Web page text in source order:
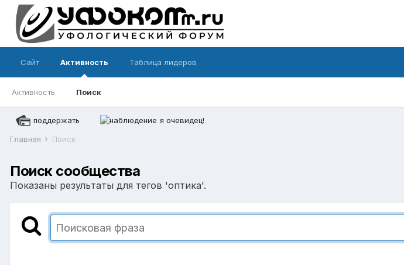
Сайт Активность
Активность Поиск
Таблица лидеров
поддержать
я очевидец!
Главная Поиск
Поиск сообщества
Показаны результаты для тегов 'оптика'.